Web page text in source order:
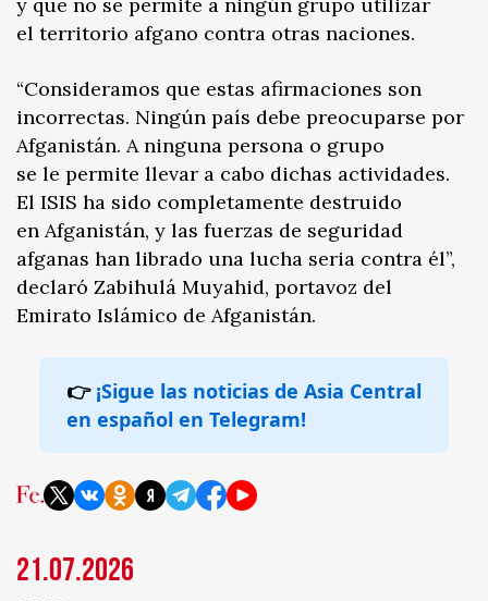
el territorio afgano contra otras naciones.
“Consideramos que estas afirmaciones son
incorrectas. Ningún país debe preocuparse por
Afganistán. A ninguna persona o grupo
se le permite llevar a cabo dichas actividades.
El ISIS ha sido completamente destruido
en Afganistán, y las fuerzas de seguridad
afganas han librado una lucha seria contra él”,
declaró Zabihulá Muyahid, portavoz del
Emirato Islámico de Afganistán.
👉 ¡Sigue las noticias de Asia Central
en español en Telegram!
21.07.2026